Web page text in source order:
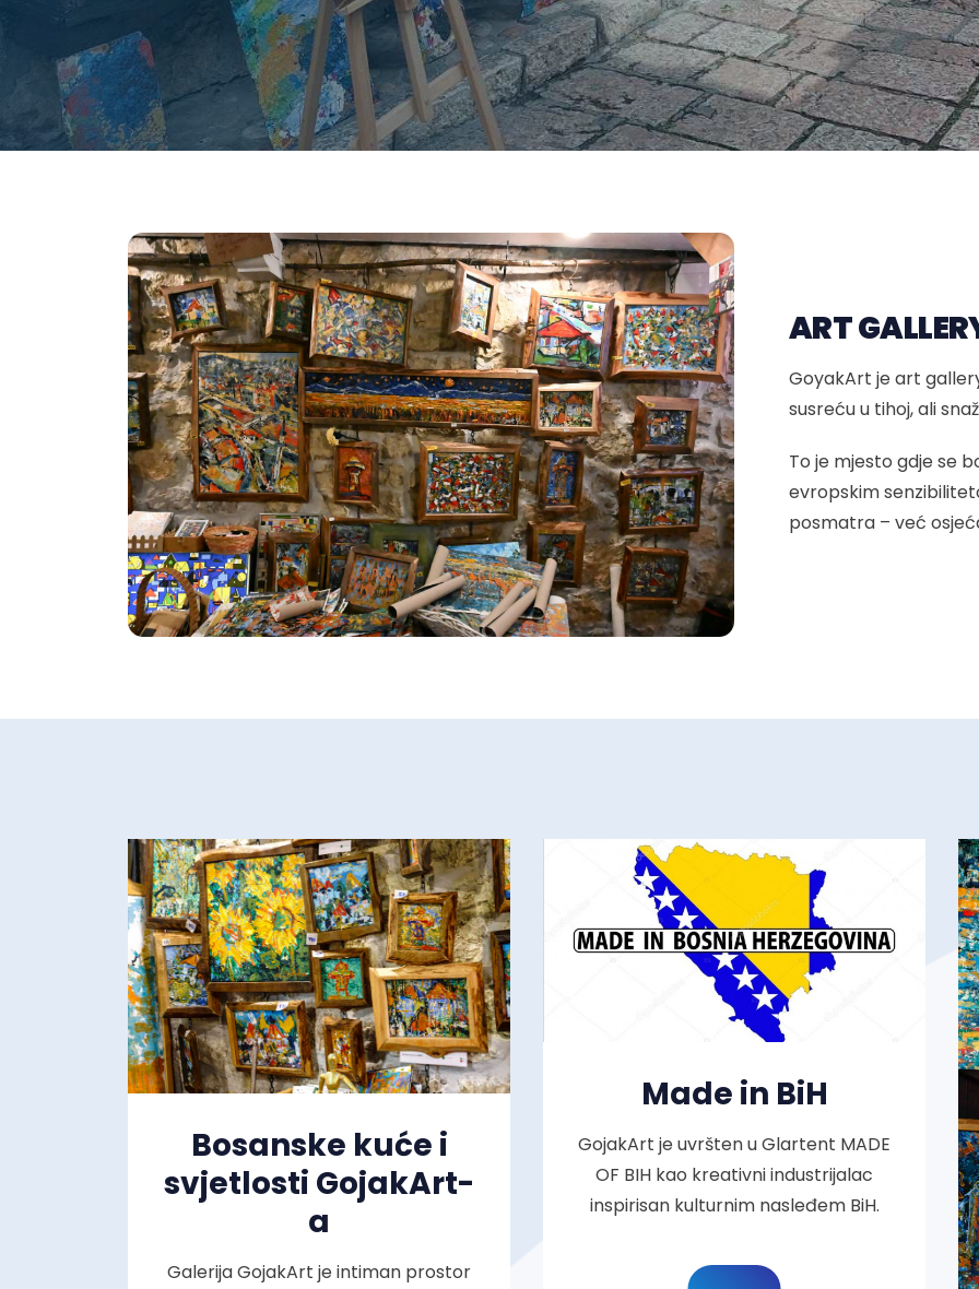
ART
GoyakArt je art
susreću u tihoj, ali
To je mjesto gdje se
evropskim
posmatra – već
Bosanske kuće i
svjetlosti GojakArt-
a
Galerija GojakArt je intiman prostor
Made in BiH
GojakArt je uvršten u Glartent MADE
OF BIH kao kreativni industrijalac
inspirisan kulturnim nasleđem BiH.